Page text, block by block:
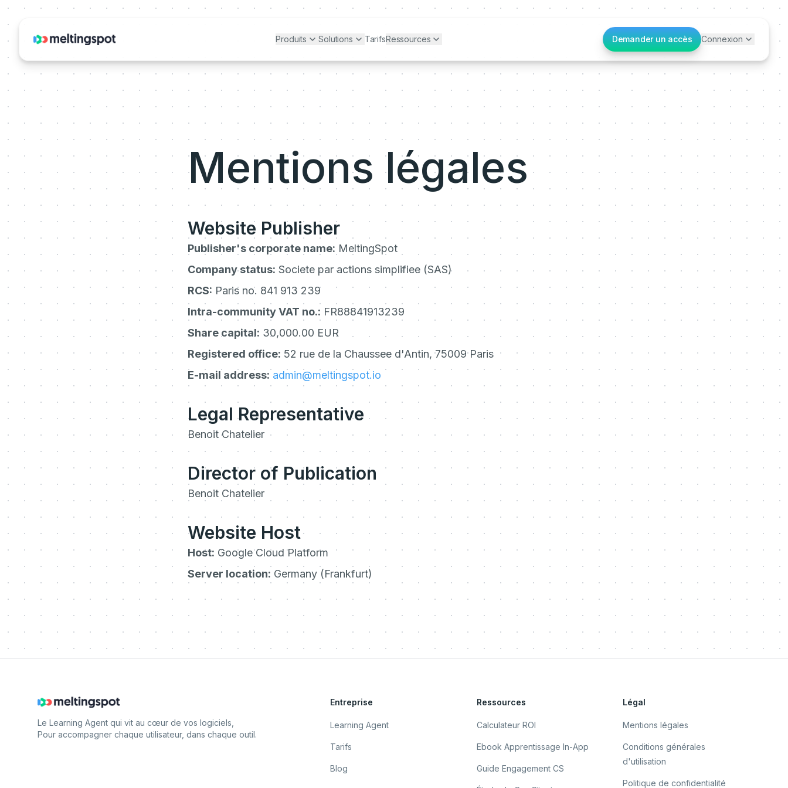
Produits Solutions TarifsRessources Demander un accès Connexion
Mentions légales
Website Publisher
Publisher's corporate name: MeltingSpot
Company status: Societe par actions simplifiee (SAS)
RCS: Paris no. 841 913 239
Intra-community VAT no.: FR88841913239
Share capital: 30,000.00 EUR
Registered office: 52 rue de la Chaussee d'Antin, 75009 Paris
E-mail address: admin@meltingspot.io
Legal Representative
Benoit Chatelier
Director of Publication
Benoit Chatelier
Website Host
Host: Google Cloud Platform
Server location: Germany (Frankfurt)
Le Learning Agent qui vit au cœur de vos logiciels,
Pour accompagner chaque utilisateur, dans chaque outil.
Entreprise
Learning Agent
Tarifs
Blog
Ressources
Calculateur ROI
Ebook Apprentissage In-App
Guide Engagement CS
Légal
Mentions légales
Conditions générales
d'utilisation
Politique de confidentialité